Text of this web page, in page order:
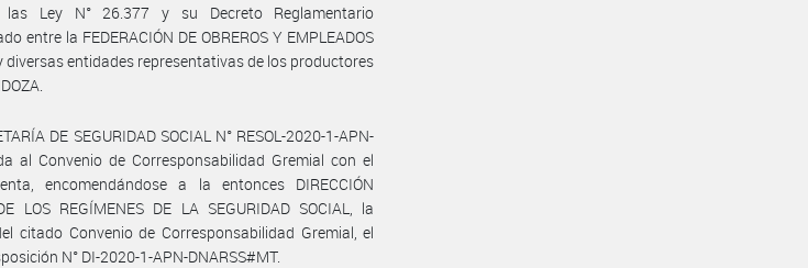
Ley N° 26.377 y su Decreto Reglamentario
entre la FEDERACIÓN DE OBREROS Y EMPLEADOS
diversas entidades representativas de los productores
DE SEGURIDAD SOCIAL N° RESOL-2020-1-APN-
al Convenio de Corresponsabilidad Gremial con el
encomendándose a la entonces DIRECCIÓN
LOS REGÍMENES DE LA SEGURIDAD SOCIAL, la
citado Convenio de Corresponsabilidad Gremial, el
N° DI-2020-1-APN-DNARSS#MT.